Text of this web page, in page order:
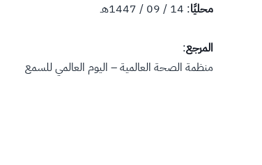
محليًا: 14 / 09 / 1447هـ
المرجع:
منظمة الصحة العالمية – اليوم العالمي للسمع​